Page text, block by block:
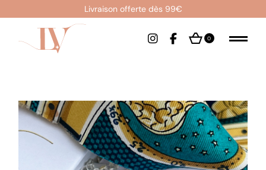
Livraison offerte dès 99€
0